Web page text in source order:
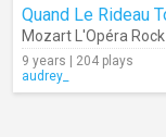
Mozart L'Opéra Rock
9 years | 204 plays
audrey_